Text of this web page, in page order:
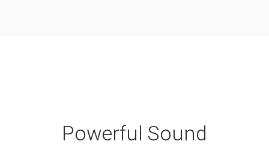
Powerful Sound